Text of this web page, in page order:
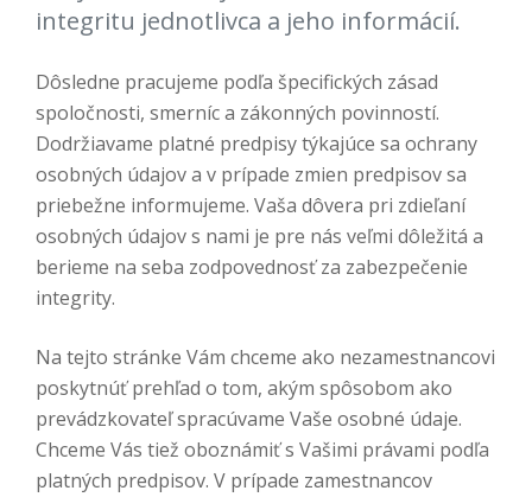
integritu jednotlivca a jeho informácií.
Dôsledne pracujeme podľa špecifických zásad
spoločnosti, smerníc a zákonných povinností.
Dodržiavame platné predpisy týkajúce sa ochrany
osobných údajov a v prípade zmien predpisov sa
priebežne informujeme. Vaša dôvera pri zdieľaní
osobných údajov s nami je pre nás veľmi dôležitá a
berieme na seba zodpovednosť za zabezpečenie
integrity.
Na tejto stránke Vám chceme ako nezamestnancovi
poskytnúť prehľad o tom, akým spôsobom ako
prevádzkovateľ spracúvame Vaše osobné údaje.
Chceme Vás tiež oboznámiť s Vašimi právami podľa
platných predpisov. V prípade zamestnancov